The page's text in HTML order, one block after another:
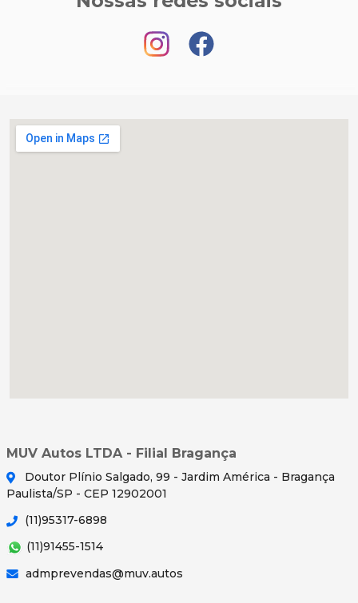
MUV Autos LTDA - Filial Bragança
Doutor Plínio Salgado, 99 - Jardim América - Bragança
Paulista/SP - CEP 12902001
(11)95317-6898
(11)91455-1514
admprevendas@muv.autos